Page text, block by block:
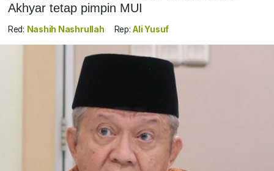
Akhyar tetap pimpin MUI
Red: Nashih Nashrullah Rep: Ali Yusuf